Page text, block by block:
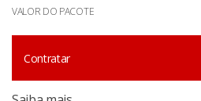
VALOR DO PACOTE
Contratar